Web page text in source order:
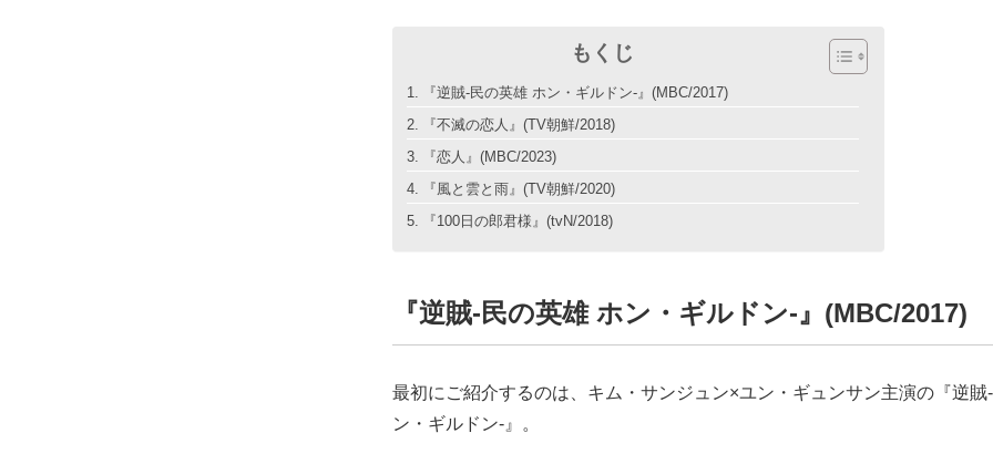
もくじ
『逆賊-民の英雄 ホン・ギルドン-』(MBC/2017)
『不滅の恋人』(TV朝鮮/2018)
『恋人』(MBC/2023)
『風と雲と雨』(TV朝鮮/2020)
『100日の郎君様』(tvN/2018)
『逆賊-民の英雄 ホン・ギルドン-』(MBC/2017)
最初にご紹介するのは、キム・サンジュン×ユン・ギュンサン主演の『逆賊
ン・ギルドン-』。